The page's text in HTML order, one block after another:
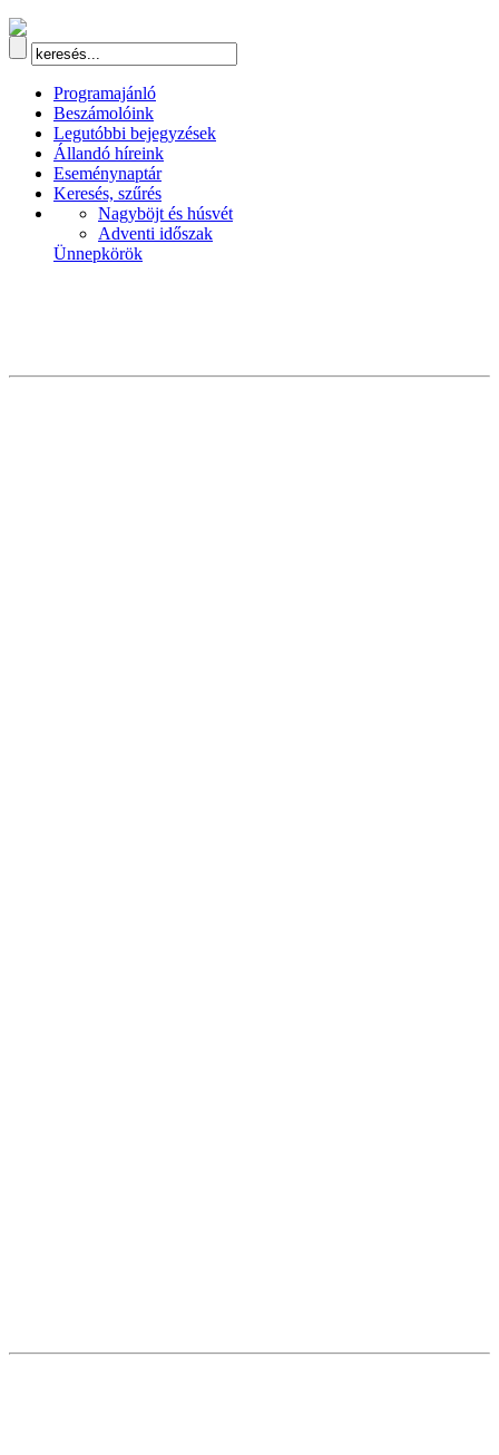
Programajánló
Beszámolóink
Legutóbbi bejegyzések
Állandó híreink
Eseménynaptár
Keresés, szűrés
Nagyböjt és húsvét
Adventi időszak
Ünnepkörök